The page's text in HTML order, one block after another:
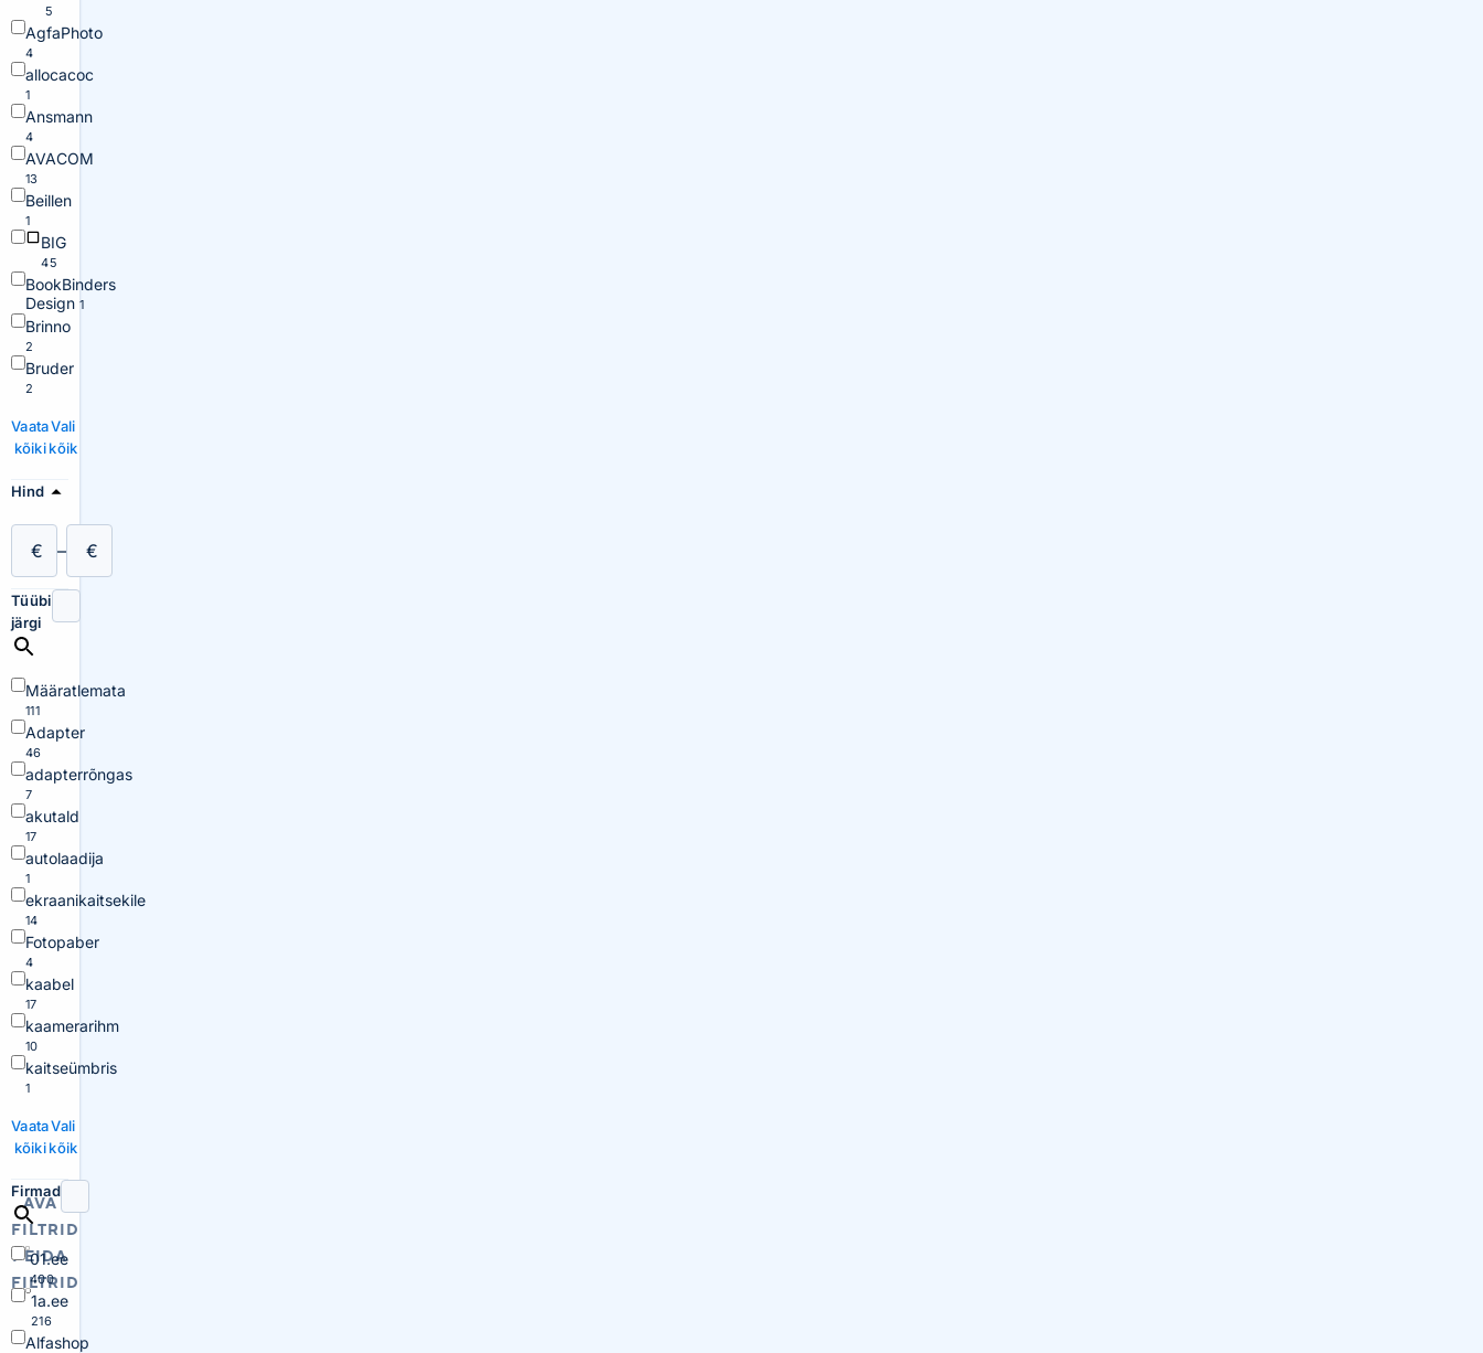
AVA
FILTRID
PEIDA
FILTRID
5
AgfaPhoto
4
allocacoc
1
Ansmann
4
AVACOM
13
Beillen
1
BIG
45
BookBinders
Design 1
Brinno
2
Bruder
2
Vaata
kõiki
Vali
kõik
Hind
€ – €
Tüübi
järgi
Määratlemata
111
Adapter
46
adapterrõngas
7
akutald
17
autolaadija
1
ekraanikaitsekile
14
Fotopaber
4
kaabel
17
kaamerarihm
10
kaitseümbris
1
Vaata
kõiki
Vali
kõik
Firmad
01.ee
400
1a.ee
216
Alfashop